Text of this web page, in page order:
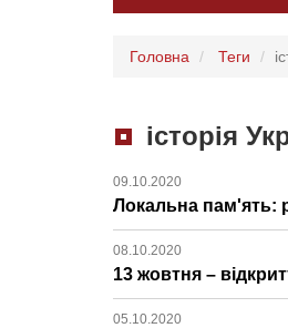
Головна Теги
історія
09.10.2020
Локальна пам'ять:
08.10.2020
13 жовтня –
05.10.2020